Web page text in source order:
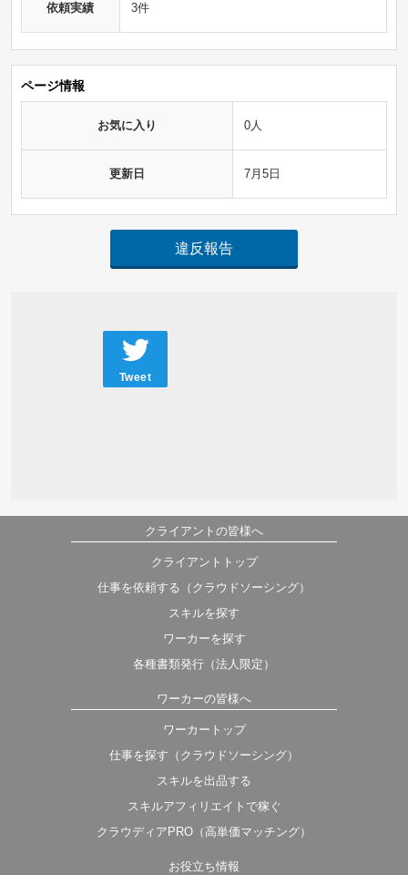
依頼実績 3件
ページ情報
お気に入り 0人
更新日 7月5日
違反報告
Tweet
クライアントの皆様へ
クライアントトップ
仕事を依頼する（クラウドソーシング）
スキルを探す
ワーカーを探す
各種書類発行（法人限定）
ワーカーの皆様へ
ワーカートップ
仕事を探す（クラウドソーシング）
スキルを出品する
スキルアフィリエイトで稼ぐ
クラウディアPRO（高単価マッチング）
お役立ち情報